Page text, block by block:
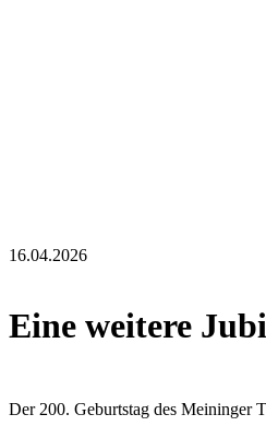
16.04.2026
Eine weitere
Der 200. Geburtstag des Meininger